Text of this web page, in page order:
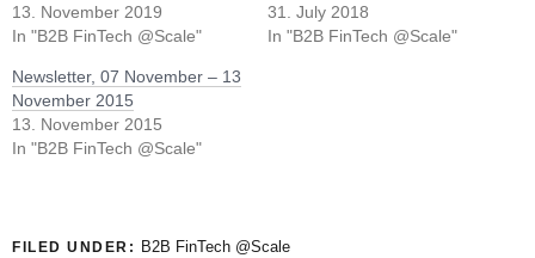
13. November 2019
In "B2B FinTech @Scale"
31. July 2018
In "B2B FinTech @Scale"
Newsletter, 07 November – 13
November 2015
13. November 2015
In "B2B FinTech @Scale"
FILED UNDER: B2B FinTech @Scale